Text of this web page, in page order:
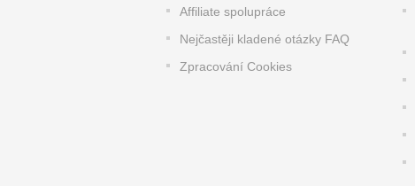
Affiliate spolupráce
Nejčastěji kladené otázky FAQ
Zpracování Cookies